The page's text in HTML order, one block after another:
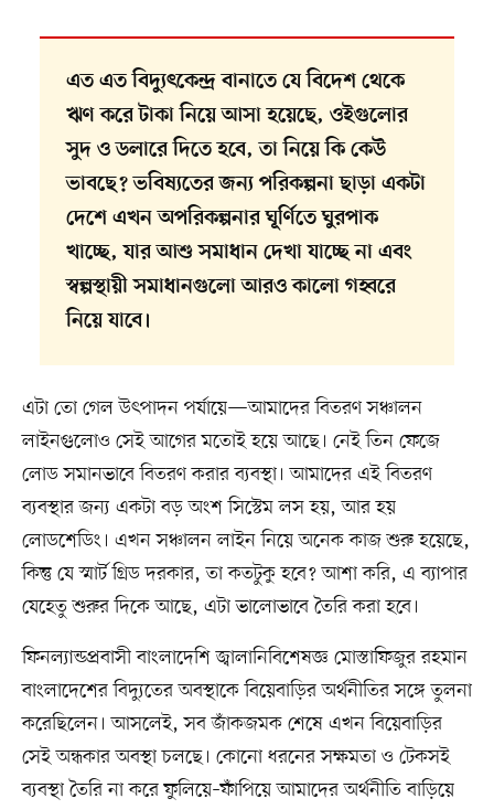
এত এত বিদ্যুৎকেন্দ্র বানাতে যে বিদেশ থেকে
ঋণ করে টাকা নিয়ে আসা হয়েছে, ওইগুলোর
সুদ ও ডলারে দিতে হবে, তা নিয়ে কি কেউ
ভাবছে? ভবিষ্যতের জন্য পরিকল্পনা ছাড়া একটা
দেশে এখন অপরিকল্পনার ঘূর্ণিতে ঘুরপাক
খাচ্ছে, যার আশু সমাধান দেখা যাচ্ছে না এবং
স্বল্পস্থায়ী সমাধানগুলো আরও কালো গহ্বরে
নিয়ে যাবে।
এটা তো গেল উৎপাদন পর্যায়ে—আমাদের বিতরণ সঞ্চালন
লাইনগুলোও সেই আগের মতোই হয়ে আছে। নেই তিন ফেজে
লোড সমানভাবে বিতরণ করার ব্যবস্থা। আমাদের এই বিতরণ
ব্যবস্থার জন্য একটা বড় অংশ সিস্টেম লস হয়, আর হয়
লোডশেডিং। এখন সঞ্চালন লাইন নিয়ে অনেক কাজ শুরু হয়েছে,
কিন্তু যে স্মার্ট গ্রিড দরকার, তা কতটুকু হবে? আশা করি, এ ব্যাপার
যেহেতু শুরুর দিকে আছে, এটা ভালোভাবে তৈরি করা হবে।
ফিনল্যান্ডপ্রবাসী বাংলাদেশি জ্বালানিবিশেষজ্ঞ মোস্তাফিজুর রহমান
বাংলাদেশের বিদ্যুতের অবস্থাকে বিয়েবাড়ির অর্থনীতির সঙ্গে তুলনা
করেছিলেন। আসলেই, সব জাঁকজমক শেষে এখন বিয়েবাড়ির
সেই অন্ধকার অবস্থা চলছে। কোনো ধরনের সক্ষমতা ও টেকসই
ব্যবস্থা তৈরি না করে ফুলিয়ে–ফাঁপিয়ে আমাদের অর্থনীতি বাড়িয়ে